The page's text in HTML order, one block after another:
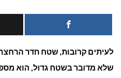
שלא מדובר בשטח גדול, הוא